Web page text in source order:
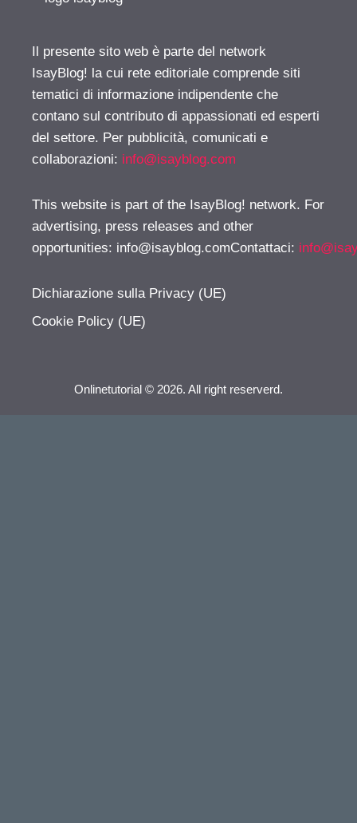
Il presente sito web è parte del network
IsayBlog! la cui rete editoriale comprende siti
tematici di informazione indipendente che
contano sul contributo di appassionati ed esperti
del settore. Per pubblicità, comunicati e
collaborazioni: info@isayblog.com
This website is part of the IsayBlog! network. For
advertising, press releases and other
opportunities: info@isayblog.comContattaci:
Dichiarazione sulla Privacy (UE)
Cookie Policy (UE)
Onlinetutorial © 2026. All right reserverd.